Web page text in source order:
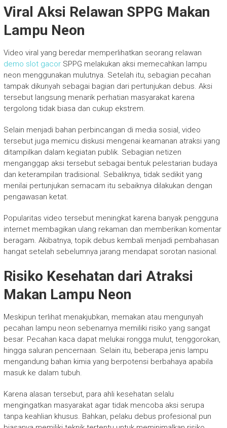
Viral Aksi Relawan SPPG Makan
Lampu Neon
Video viral yang beredar memperlihatkan seorang relawan
demo slot gacorSPPG melakukan aksi memecahkan lampu
neon menggunakan mulutnya. Setelah itu, sebagian pecahan
tampak dikunyah sebagai bagian dari pertunjukan debus. Aksi
tersebut langsung menarik perhatian masyarakat karena
tergolong tidak biasa dan cukup ekstrem.
Selain menjadi bahan perbincangan di media sosial, video
tersebut juga memicu diskusi mengenai keamanan atraksi yang
ditampilkan dalam kegiatan publik. Sebagian netizen
menganggap aksi tersebut sebagai bentuk pelestarian budaya
dan keterampilan tradisional. Sebaliknya, tidak sedikit yang
menilai pertunjukan semacam itu sebaiknya dilakukan dengan
pengawasan ketat.
Popularitas video tersebut meningkat karena banyak pengguna
internet membagikan ulang rekaman dan memberikan komentar
beragam. Akibatnya, topik debus kembali menjadi pembahasan
hangat setelah sebelumnya jarang mendapat sorotan nasional.
Risiko Kesehatan dari Atraksi
Makan Lampu Neon
Meskipun terlihat menakjubkan, memakan atau mengunyah
pecahan lampu neon sebenarnya memiliki risiko yang sangat
besar. Pecahan kaca dapat melukai rongga mulut, tenggorokan,
hingga saluran pencernaan. Selain itu, beberapa jenis lampu
mengandung bahan kimia yang berpotensi berbahaya apabila
masuk ke dalam tubuh.
Karena alasan tersebut, para ahli kesehatan selalu
mengingatkan masyarakat agar tidak mencoba aksi serupa
tanpa keahlian khusus. Bahkan, pelaku debus profesional pun